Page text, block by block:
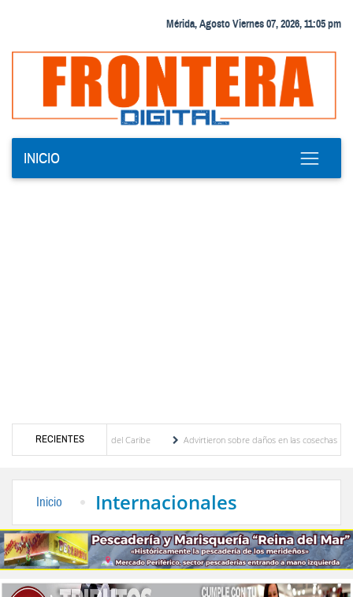
Mérida, Agosto Viernes 07, 2026, 11:05 pm
INICIO
RECIENTESy del Caribe
Advirtieron sobre daños en las cosechas de los Andes
Inicio Internacionales